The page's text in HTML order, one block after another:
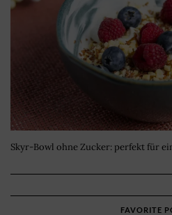
Skyr-Bowl ohne Zucker: perfekt für
FAVORITE